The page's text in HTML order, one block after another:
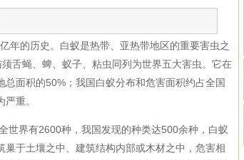
亿年的历史。白蚁是热带、亚热带地区的重要害虫之
舌蝇、蜱、蚁子、粘虫同列为世界五大害虫。它在
总面积的50% ；我国白蚁分布和危害面积约占全国
重。
世界有2600种，我国发现的种类达500余种，白蚁
于土壤之中、建筑结构内部或木材之中，危害相